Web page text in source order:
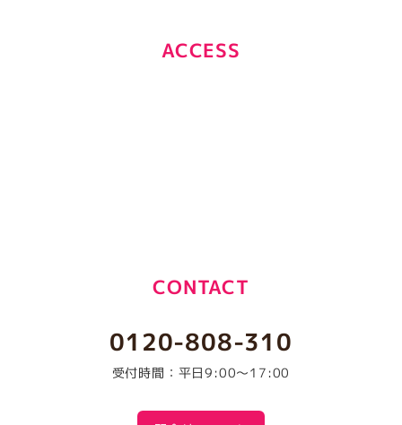
ACCESS
CONTACT
0120-808-310
受付時間：平日9:00～17:00